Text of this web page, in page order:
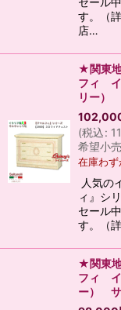
す。（
店…
★関東
フィ イ
リー）
(税込:
希望小
在庫わず
人気の
ィ』シ
セール
す。（
★関東
フィ イ
ー） サ